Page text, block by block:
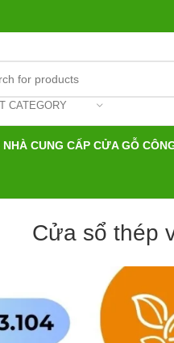
CATEGORY
CUNG CẤP CỬA GỖ
Cửa sổ thép